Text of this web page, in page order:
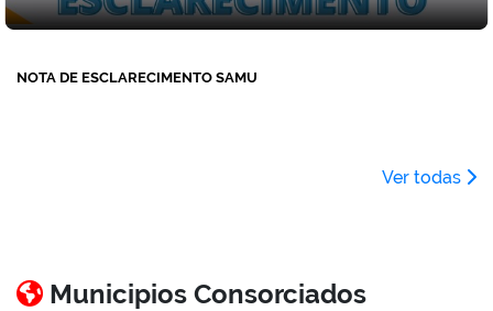
NOTA DE ESCLARECIMENTO SAMU
Ver todas
Municipios Consorciados